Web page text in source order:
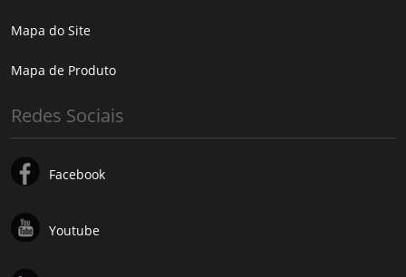
Mapa do Site
Mapa de Produto
Redes Sociais
Facebook
Youtube